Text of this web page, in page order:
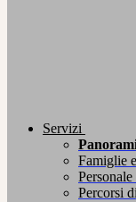
Servizi
Famiglie
Percorsi